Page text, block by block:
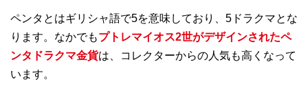
ペンタとはギリシャ語で5を意味しており、5ドラクマとな
ります。なかでもプトレマイオス2世がデザインされたペ
ンタドラクマ金貨は、コレクターからの人気も高くなって
います。